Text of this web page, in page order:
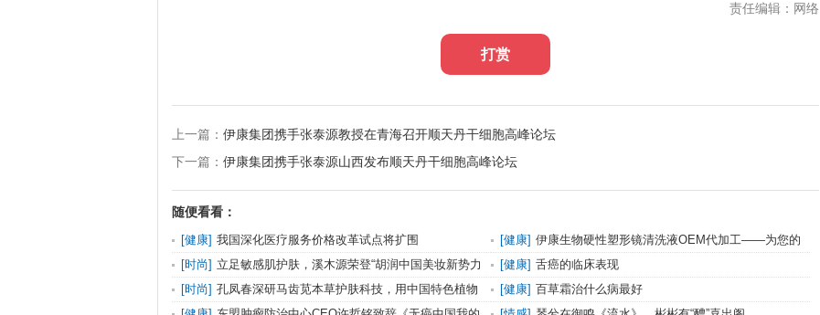
责任编辑：网络
打赏
上一篇： 伊康集团携手张泰源教授在青海召开顺天丹干细胞高峰论坛
下一篇： 伊康集团携手张泰源山西发布顺天丹干细胞高峰论坛
随便看看：
[健康] 我国深化医疗服务价格改革试点将扩围 [健康] 伊康生物硬性塑形镜清洗液OEM代加工——为您的
眼镜保驾护航
[时尚] 立足敏感肌护肤，溪木源荣登“胡润中国美妆新势力
品牌TOP10
[健康] 舌癌的临床表现
[时尚] 孔凤春深研马齿苋本草护肤科技，用中国特色植物
[健康] 百草霜治什么病最好